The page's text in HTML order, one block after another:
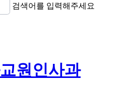
검색어를 입력해주세요
교원인사과